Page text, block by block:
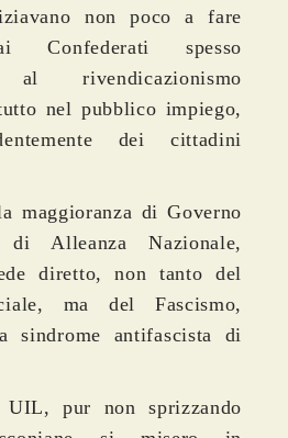
non poco a fare
Confederati spesso
al rivendicazionismo
nel pubblico impiego,
dei cittadini
maggioranza di Governo
Alleanza Nazionale,
diretto, non tanto del
ma del Fascismo,
sindrome antifascista di
pur non sprizzando